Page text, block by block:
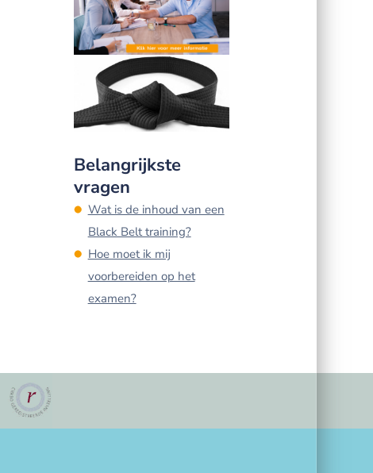
Belangrijkste
vragen
Wat is de inhoud van een
Black Belt training?
Hoe moet ik mij
voorbereiden op het
examen?